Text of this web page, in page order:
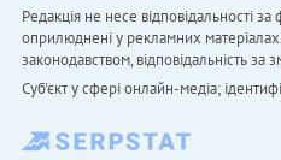
Редакція не несе відповідальності
оприлюднені у рекламних
законодавством, відповідальність
Cуб'єкт у сфері онлайн-медіа;